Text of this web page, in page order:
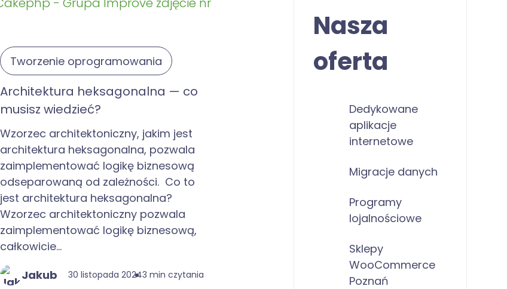
Tworzenie oprogramowania
Architektura heksagonalna — co
musisz wiedzieć?
Wzorzec architektoniczny, jakim jest
architektura heksagonalna, pozwala
zaimplementować logikę biznesową
odseparowaną od zależności. Co to
jest architektura heksagonalna?
Wzorzec architektoniczny pozwala
zaimplementować logikę biznesową,
całkowicie...
Jakub
30 listopada 20243 min czytania
Nasza
oferta
Dedykowane
aplikacje
internetowe
Migracje danych
Programy
lojalnościowe
Sklepy
WooCommerce
Poznań